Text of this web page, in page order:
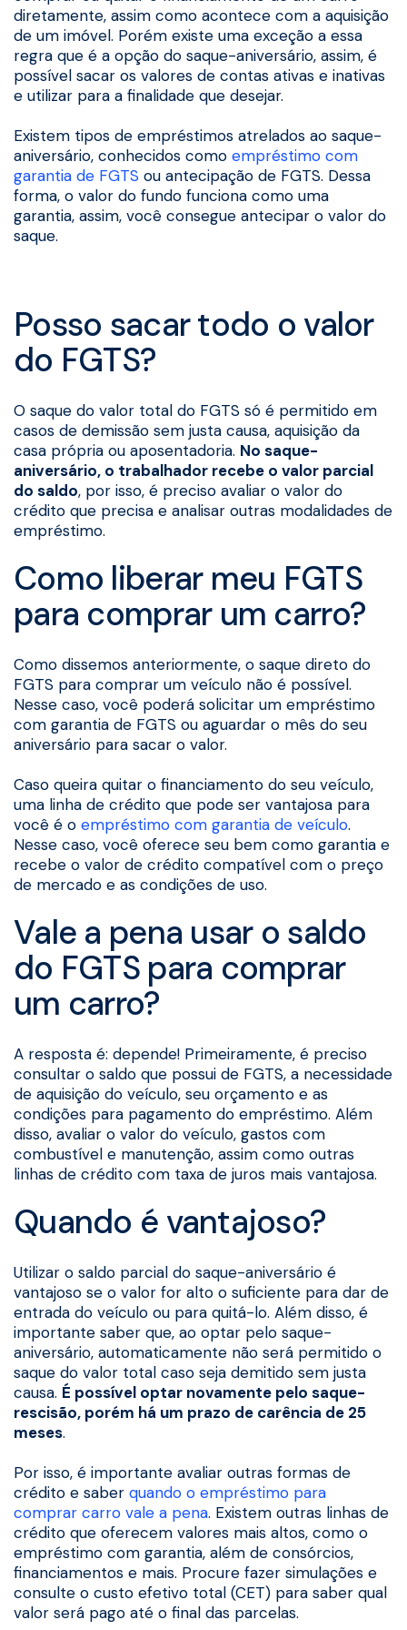
diretamente, assim como acontece com a aquisição
de um imóvel. Porém existe uma exceção a essa
regra que é a opção do saque-aniversário, assim, é
possível sacar os valores de contas ativas e inativas
e utilizar para a finalidade que desejar.
Existem tipos de empréstimos atrelados ao saque-
aniversário, conhecidos como empréstimo com
garantia de FGTS ou antecipação de FGTS. Dessa
forma, o valor do fundo funciona como uma
garantia, assim, você consegue antecipar o valor do
saque.
Posso sacar todo o valor
do FGTS?
O saque do valor total do FGTS só é permitido em
casos de demissão sem justa causa, aquisição da
casa própria ou aposentadoria. No saque-
aniversário, o trabalhador recebe o valor parcial
do saldo, por isso, é preciso avaliar o valor do
crédito que precisa e analisar outras modalidades de
empréstimo.
Como liberar meu FGTS
para comprar um carro?
Como dissemos anteriormente, o saque direto do
FGTS para comprar um veículo não é possível.
Nesse caso, você poderá solicitar um empréstimo
com garantia de FGTS ou aguardar o mês do seu
aniversário para sacar o valor.
Caso queira quitar o financiamento do seu veículo,
uma linha de crédito que pode ser vantajosa para
você é o empréstimo com garantia de veículo.
Nesse caso, você oferece seu bem como garantia e
recebe o valor de crédito compatível com o preço
de mercado e as condições de uso.
Vale a pena usar o saldo
do FGTS para comprar
um carro?
A resposta é: depende! Primeiramente, é preciso
consultar o saldo que possui de FGTS, a necessidade
de aquisição do veículo, seu orçamento e as
condições para pagamento do empréstimo. Além
disso, avaliar o valor do veículo, gastos com
combustível e manutenção, assim como outras
linhas de crédito com taxa de juros mais vantajosa.
Quando é vantajoso?
Utilizar o saldo parcial do saque-aniversário é
vantajoso se o valor for alto o suficiente para dar de
entrada do veículo ou para quitá-lo. Além disso, é
importante saber que, ao optar pelo saque-
aniversário, automaticamente não será permitido o
saque do valor total caso seja demitido sem justa
causa. É possível optar novamente pelo saque-
rescisão, porém há um prazo de carência de 25
meses.
Por isso, é importante avaliar outras formas de
crédito e saber quando o empréstimo para
comprar carro vale a pena. Existem outras linhas de
crédito que oferecem valores mais altos, como o
empréstimo com garantia, além de consórcios,
financiamentos e mais. Procure fazer simulações e
consulte o custo efetivo total (CET) para saber qual
valor será pago até o final das parcelas.